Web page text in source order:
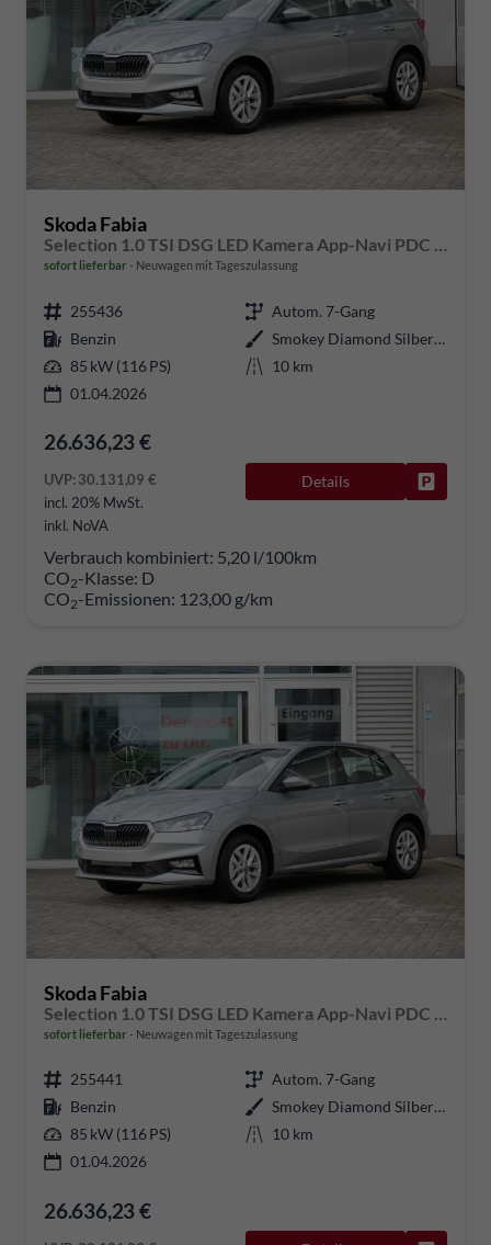
Skoda Fabia
Selection 1.0 TSI DSG LED Kamera App-Navi PDC Winterpaket
sofort lieferbar Neuwagen mit Tageszulassung
255436
Autom. 7-Gang
Benzin
Smokey Diamond Silber Metallic
85 kW (116 PS)
10 km
01.04.2026
26.636,23 €
UVP:30.131,09 €
incl. 20% MwSt.
inkl. NoVA
Details
Verbrauch kombiniert: 5,20 l/100km
CO2-Klasse: D
CO2-Emissionen: 123,00 g/km
Skoda Fabia
sofort lieferbar Neuwagen mit Tageszulassung
255441
Autom. 7-Gang
Benzin
Smokey Diamond Silber Metallic
85 kW (116 PS)
10 km
01.04.2026
26.636,23 €